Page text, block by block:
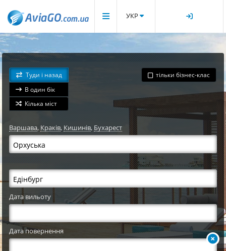
УКР
Туди і назад
В один бік
Кілька міст
тільки бізнес-клас
Варшава,Краків, Кишинів, Бухарест
Дата вильоту
Дата повернення